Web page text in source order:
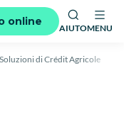
online
AIUTOMENU
di Crédit Agricole